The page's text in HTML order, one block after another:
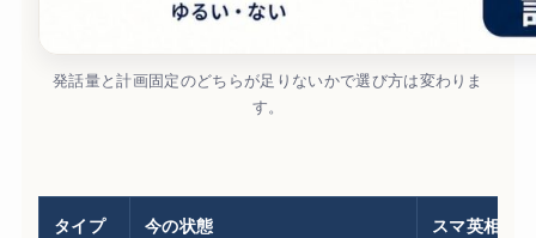
発話量と計画固定のどちらが足りないかで選び方は変わりま
す。
タイプ 今の状態 スマ英相談